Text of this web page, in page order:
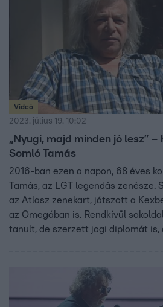
Videó
2023. július 19. 10:02
„Nyugi, majd minden jó lesz”
Somló Tamás
2016-ban ezen a napon, 68 éves
Tamás, az LGT legendás zenésze.
az Atlasz zenekart, játszott a
az Omegában is. Rendkívül
tanult, de szerzett jogi diplomát is,
dalokat is írt. Igazi mókamester
az életet, és még betegen sem
2006-ban táncolt a Szombat Esti